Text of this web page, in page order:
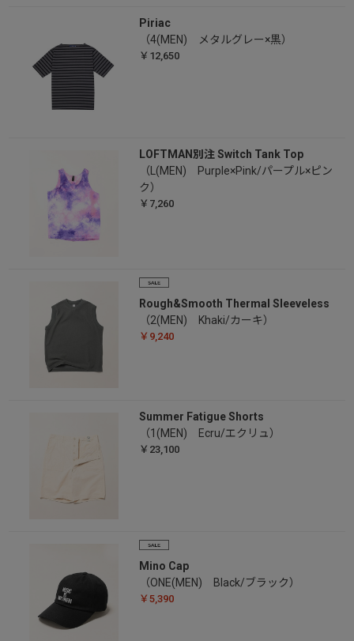
Piriac
（4(MEN) メタルグレー×黒）
￥12,650
LOFTMAN別注 Switch Tank Top
（L(MEN) Purple×Pink/パープル×ピン
ク）
￥7,260
Rough&Smooth Thermal Sleeveless
（2(MEN) Khaki/カーキ）
￥9,240
Summer Fatigue Shorts
（1(MEN) Ecru/エクリュ）
￥23,100
Mino Cap
（ONE(MEN) Black/ブラック）
￥5,390